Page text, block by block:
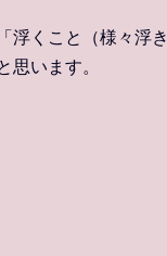
浮くこと（様々浮き
います。